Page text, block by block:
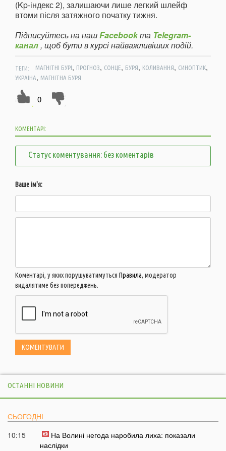
(Kp-індекс 2), залишаючи лише легкий шлейф
втоми після затяжного початку тижня.
Підписуйтесь на нашFacebookта Telegram-
канал, щоб бути в курсі найважливіших подій.
ТЕГИ: МАГНІТНІ БУРІ, ПРОГНОЗ, СОНЦЕ, БУРЯ, КОЛИВАННЯ, СИНОПТИК,
УКРАЇНА, МАГНІТНА БУРЯ
0
КОМЕНТАРІ:
Статус коментування: без коментарів
Ваше ім'я:
Коментарі, у яких порушуватимуться Правила, модератор
видалятиме без попереджень.
ОСТАННІ НОВИНИ
СЬОГОДНІ
10:15
На Волині негода наробила лиха: показали
наслідки